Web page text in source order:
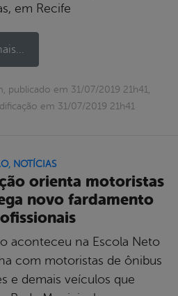
em Recife
publicado em 31/07/2019 21h41,
em 31/07/2019 21h41
, NOTÍCIAS
orienta motoristas
novo fardamento
aconteceu na Escola Neto
com motoristas de ônibus
e demais veículos que